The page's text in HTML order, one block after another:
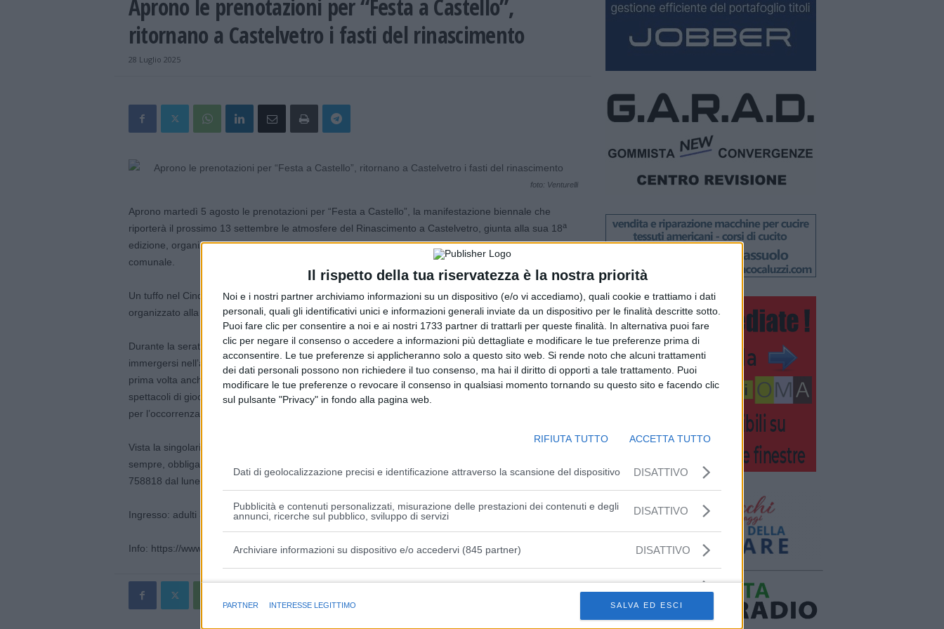
Il rispetto della tua riservatezza è la nostra priorità
Noi e i nostri partner archiviamo informazioni su un dispositivo (e/o vi accediamo), quali cookie e trattiamo i dati
personali, quali gli identificativi unici e informazioni generali inviate da un dispositivo per le finalità descritte sotto.
Puoi fare clic per consentire a noi e ai nostri 1733 partner di trattarli per queste finalità. In alternativa puoi fare
clic per negare il consenso o accedere a informazioni più dettagliate e modificare le tue preferenze prima di
acconsentire. Le tue preferenze si applicheranno solo a questo sito web. Si rende noto che alcuni trattamenti
dei dati personali possono non richiedere il tuo consenso, ma hai il diritto di opporti a tale trattamento. Puoi
modificare le tue preferenze o revocare il consenso in qualsiasi momento tornando su questo sito e facendo clic
sul pulsante "Privacy" in fondo alla pagina web.
RIFIUTA TUTTO ACCETTA TUTTO
Dati di geolocalizzazione precisi e identificazione attraverso la scansione del dispositivo DISATTIVO
Pubblicità e contenuti personalizzati, misurazione delle prestazioni dei contenuti e degli
annunci, ricerche sul pubblico, sviluppo di servizi
DISATTIVO
Archiviare informazioni su dispositivo e/o accedervi (845 partner) DISATTIVO
Finalità e caratteristiche speciali
PARTNER INTERESSE LEGITTIMO SALVA ED ESCI
Aprono le prenotazioni per “Festa a Castello”,
ritornano a Castelvetro i fasti del rinascimento
28 Luglio 2025
foto: Venturelli
Aprono martedì 5 agosto le prenotazioni per “Festa a Castello”, la manifestazione biennale che
riporterà il prossimo 13 settembre le atmosfere del Rinascimento a Castelvetro, giunta alla sua 18a
edizione, organizzata dall’associazione Dama Vivente in collaborazione con l’Amministrazione
comunale.
Un tuffo nel Cinquecento con il tradizionale banchetto in costume, a rievocazione di quello
organizzato alla corte dei Rangoni nel 1564 in onore del poeta Torquato Tasso.
Durante la serata i commensali, obbligatoriamente vestiti con abiti in stile cinquecentesco, potranno
immergersi nell’atmosfera dell’epoca gustando cibi tradizionali serviti da popolani e fantesche. Per la
prima volta anche chi non sarà in costume potrà vivere le suggestioni dell’epoca e assistere agli
spettacoli di giocoleria, fuoco, danze storiche e trampolieri nel centro storico di Castelvetro allestito
per l’occorrenza.
Vista la singolarità dell’evento e le numerose richieste, per partecipare alla cena in piazza è, come
sempre, obbligatoria la prenotazione all’Ufficio Cultura del Comune, telefonando al numero 059
758818 dal lunedì al venerdì dalle ore 10 alle 12.30. Le iscrizioni saranno aperte dal 5 al 20 agosto.
Ingresso: adulti 35 euro; bambini 7-12 anni 15 euro; bambini fino a 6 anni gratuito.
Info: https://www.facebook.com/DamaVivente/; cultura@comune.castelvetro-di-modena.mo.it